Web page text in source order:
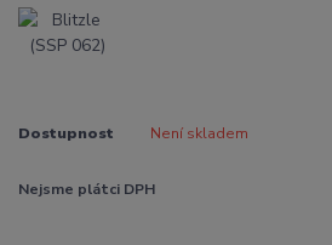
Dostupnost Není skladem
Nejsme plátci DPH